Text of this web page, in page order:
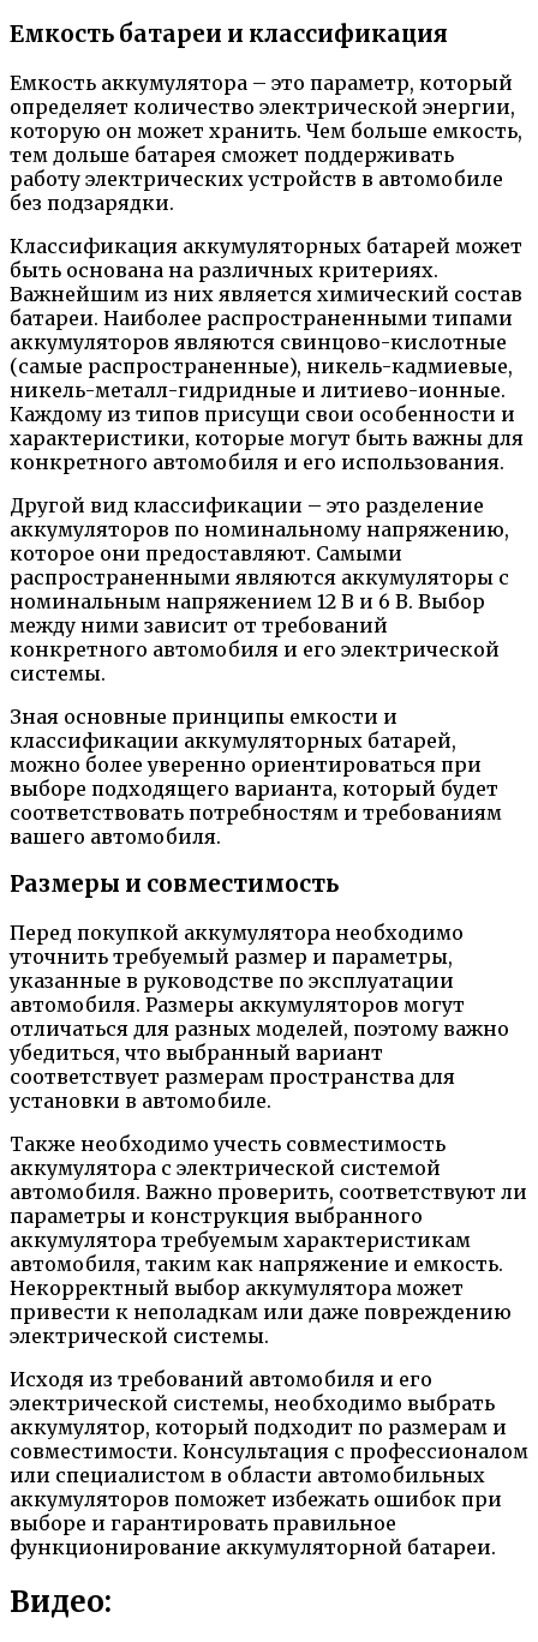
Емкость батареи и классификация
Емкость аккумулятора – это параметр, который
определяет количество электрической энергии,
которую он может хранить. Чем больше емкость,
тем дольше батарея сможет поддерживать
работу электрических устройств в автомобиле
без подзарядки.
Классификация аккумуляторных батарей может
быть основана на различных критериях.
Важнейшим из них является химический состав
батареи. Наиболее распространенными типами
аккумуляторов являются свинцово-кислотные
(самые распространенные), никель-кадмиевые,
никель-металл-гидридные и литиево-ионные.
Каждому из типов присущи свои особенности и
характеристики, которые могут быть важны для
конкретного автомобиля и его использования.
Другой вид классификации – это разделение
аккумуляторов по номинальному напряжению,
которое они предоставляют. Самыми
распространенными являются аккумуляторы с
номинальным напряжением 12 В и 6 В. Выбор
между ними зависит от требований
конкретного автомобиля и его электрической
системы.
Зная основные принципы емкости и
классификации аккумуляторных батарей,
можно более уверенно ориентироваться при
выборе подходящего варианта, который будет
соответствовать потребностям и требованиям
вашего автомобиля.
Размеры и совместимость
Перед покупкой аккумулятора необходимо
уточнить требуемый размер и параметры,
указанные в руководстве по эксплуатации
автомобиля. Размеры аккумуляторов могут
отличаться для разных моделей, поэтому важно
убедиться, что выбранный вариант
соответствует размерам пространства для
установки в автомобиле.
Также необходимо учесть совместимость
аккумулятора с электрической системой
автомобиля. Важно проверить, соответствуют ли
параметры и конструкция выбранного
аккумулятора требуемым характеристикам
автомобиля, таким как напряжение и емкость.
Некорректный выбор аккумулятора может
привести к неполадкам или даже повреждению
электрической системы.
Исходя из требований автомобиля и его
электрической системы, необходимо выбрать
аккумулятор, который подходит по размерам и
совместимости. Консультация с профессионалом
или специалистом в области автомобильных
аккумуляторов поможет избежать ошибок при
выборе и гарантировать правильное
функционирование аккумуляторной батареи.
Видео: